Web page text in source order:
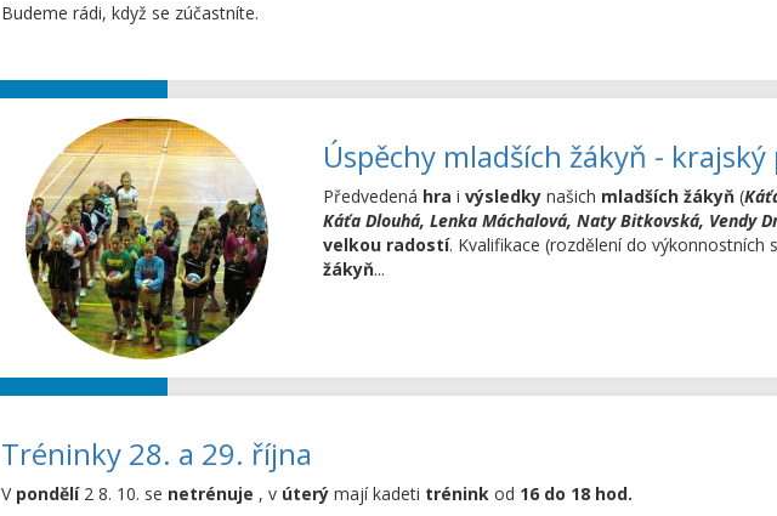
Budeme rádi, když se zúčastníte.
Úspěchy mladších žákyň -
Předvedená hra i výsledky našich mladších žákyň (
Káťa Dlouhá, Lenka Máchalová, Naty Bitkovská, Vendy
velkou radostí. Kvalifikace (rozdělení do výkonnostních
žákyň...
Tréninky 28. a 29. října
V pondělí2 8. 10. se netrénuje , v úterýmají kadeti tréninkod 16 do 18 hod.